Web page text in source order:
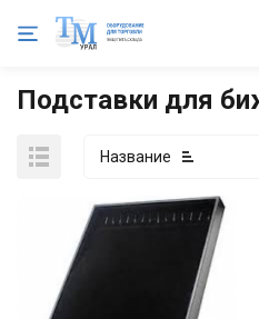
Главная Торговое
Подставки для
Название